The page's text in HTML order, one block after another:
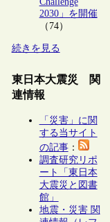
2030」を開催
（74）
続きを見る
東日本大震災 関
連情報
「災害」に関
する当サイト
の記事：
調査研究リポ
ート「東日本
大震災と図書
館」
地震・災害 関